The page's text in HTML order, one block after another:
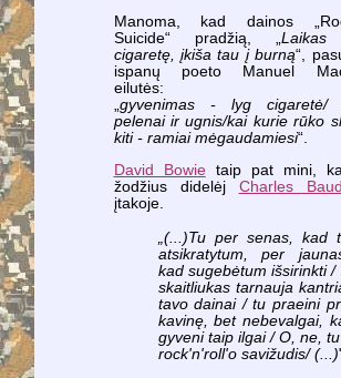
Manoma, kad dainos
Suicide“ pradžią, „Laikas
cigaretę, įkiša tau į burną“,
ispanų poeto Manuel
eilutės:
„gyvenimas - lyg cigaretė/
pelenai ir ugnis/kai kurie rūko
kiti - ramiai mėgaudamiesi“.
David Bowietaip pat mini,
žodžius didelėj Charles
įtakoje.
„(...)Tu per senas, kad
atsikratytum, per
kad sugebėtum išsirinkti /
skaitliukas tarnauja
tavo dainai / tu praeini
kavinę, bet nebevalgai,
gyveni taip ilgai / O, ne,
rock'n'roll'o savižudis/ (...)